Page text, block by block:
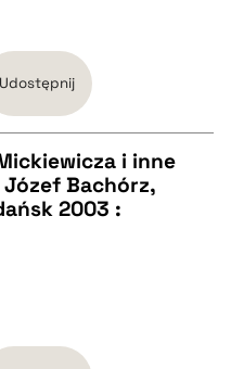
Udostępnij
i inne
Bachórz,
2003 :